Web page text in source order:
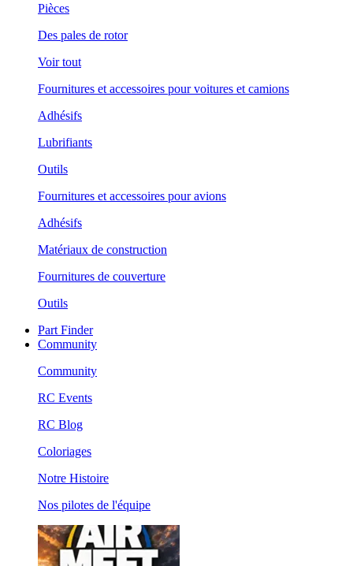
Pièces
Des pales de rotor
Voir tout
Fournitures et accessoires pour voitures et camions
Adhésifs
Lubrifiants
Outils
Fournitures et accessoires pour avions
Adhésifs
Matériaux de construction
Fournitures de couverture
Outils
Part Finder
Community
Community
RC Events
RC Blog
Coloriages
Notre Histoire
Nos pilotes de l'équipe